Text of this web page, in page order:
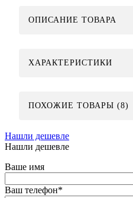
ОПИСАНИЕ ТОВАРА
ХАРАКТЕРИСТИКИ
ПОХОЖИЕ ТОВАРЫ (8)
Нашли дешевле
Нашли дешевле
Ваше имя
Ваш телефон*